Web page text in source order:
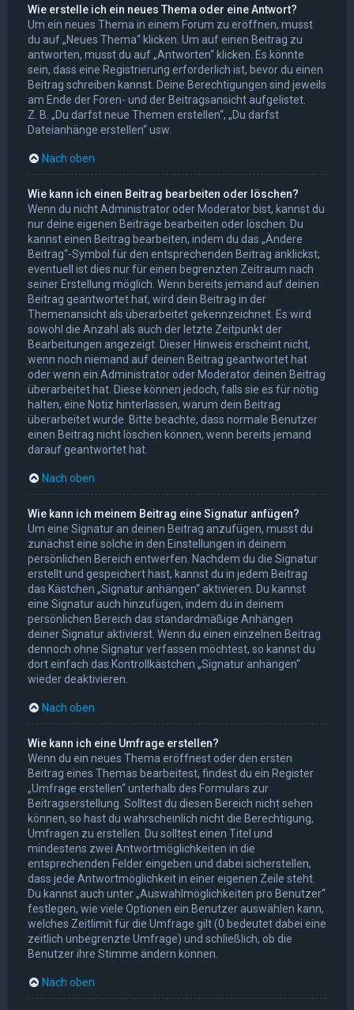
Wie erstelle ich ein neues Thema oder eine Antwort?
Um ein neues Thema in einem Forum zu eröffnen, musst
du auf „Neues Thema“ klicken. Um auf einen Beitrag zu
antworten, musst du auf „Antworten“ klicken. Es könnte
sein, dass eine Registrierung erforderlich ist, bevor du einen
Beitrag schreiben kannst. Deine Berechtigungen sind jeweils
am Ende der Foren- und der Beitragsansicht aufgelistet.
Z. B. „Du darfst neue Themen erstellen“, „Du darfst
Dateianhänge erstellen“ usw.
Nach oben
Wie kann ich einen Beitrag bearbeiten oder löschen?
Wenn du nicht Administrator oder Moderator bist, kannst du
nur deine eigenen Beiträge bearbeiten oder löschen. Du
kannst einen Beitrag bearbeiten, indem du das „Ändere
Beitrag“-Symbol für den entsprechenden Beitrag anklickst;
eventuell ist dies nur für einen begrenzten Zeitraum nach
seiner Erstellung möglich. Wenn bereits jemand auf deinen
Beitrag geantwortet hat, wird dein Beitrag in der
Themenansicht als überarbeitet gekennzeichnet. Es wird
sowohl die Anzahl als auch der letzte Zeitpunkt der
Bearbeitungen angezeigt. Dieser Hinweis erscheint nicht,
wenn noch niemand auf deinen Beitrag geantwortet hat
oder wenn ein Administrator oder Moderator deinen Beitrag
überarbeitet hat. Diese können jedoch, falls sie es für nötig
halten, eine Notiz hinterlassen, warum dein Beitrag
überarbeitet wurde. Bitte beachte, dass normale Benutzer
einen Beitrag nicht löschen können, wenn bereits jemand
darauf geantwortet hat.
Nach oben
Wie kann ich meinem Beitrag eine Signatur anfügen?
Um eine Signatur an deinen Beitrag anzufügen, musst du
zunächst eine solche in den Einstellungen in deinem
persönlichen Bereich entwerfen. Nachdem du die Signatur
erstellt und gespeichert hast, kannst du in jedem Beitrag
das Kästchen „Signatur anhängen“ aktivieren. Du kannst
eine Signatur auch hinzufügen, indem du in deinem
persönlichen Bereich das standardmäßige Anhängen
deiner Signatur aktivierst. Wenn du einen einzelnen Beitrag
dennoch ohne Signatur verfassen möchtest, so kannst du
dort einfach das Kontrollkästchen „Signatur anhängen“
wieder deaktivieren.
Nach oben
Wie kann ich eine Umfrage erstellen?
Wenn du ein neues Thema eröffnest oder den ersten
Beitrag eines Themas bearbeitest, findest du ein Register
„Umfrage erstellen“ unterhalb des Formulars zur
Beitragserstellung. Solltest du diesen Bereich nicht sehen
können, so hast du wahrscheinlich nicht die Berechtigung,
Umfragen zu erstellen. Du solltest einen Titel und
mindestens zwei Antwortmöglichkeiten in die
entsprechenden Felder eingeben und dabei sicherstellen,
dass jede Antwortmöglichkeit in einer eigenen Zeile steht.
Du kannst auch unter „Auswahlmöglichkeiten pro Benutzer“
festlegen, wie viele Optionen ein Benutzer auswählen kann,
welches Zeitlimit für die Umfrage gilt (0 bedeutet dabei eine
zeitlich unbegrenzte Umfrage) und schließlich, ob die
Benutzer ihre Stimme ändern können.
Nach oben